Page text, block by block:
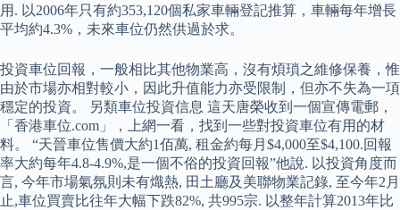
用. 以2006年只有約353,120個私家車輛登記推算，車輛每年增長
平均約4.3%，未來車位仍然供過於求。
投資車位回報，一般相比其他物業高，沒有煩瑣之維修保養，惟
由於市場亦相對較小，因此升值能力亦受限制，但亦不失為一項
穩定的投資。 另類車位投資信息 這天唐榮收到一個宣傳電郵，
「香港車位.com」，上網一看，找到一些對投資車位有用的材
料。 “天晉車位售價大約1佰萬, 租金約每月$4,000至$4,100.回報
率大約每年4.8-4.9%,是一個不俗的投資回報”他說. 以投資角度而
言, 今年市場氣氛則未有熾熱, 田土廳及美聯物業記錄, 至今年2月
止,車位買賣比往年大幅下跌82%, 共995宗. 以整年計算2013年比